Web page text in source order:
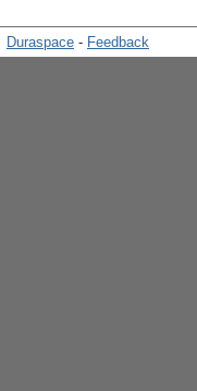
Duraspace - Feedback